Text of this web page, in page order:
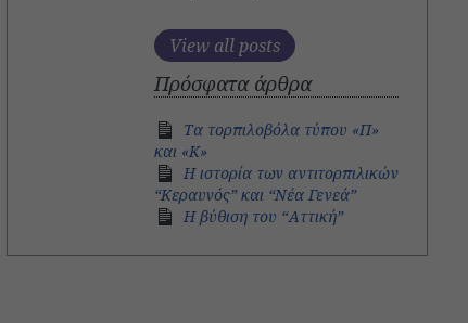
View all posts
Πρόσφατα άρθρα
Τα τορπιλοβόλα τύπου «Π»
και «Κ»
Η ιστορία των αντιτορπιλικών
“Κεραυνός” και “Νέα Γενεά”
H βύθιση του “Αττική”